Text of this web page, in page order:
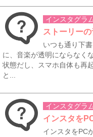
インスタグラ
ストーリー
いつも通り下
に、音楽が透明にならなく
状態だし、スマホ自体も再
と...
インスタグラ
インスタを
インスタをPC